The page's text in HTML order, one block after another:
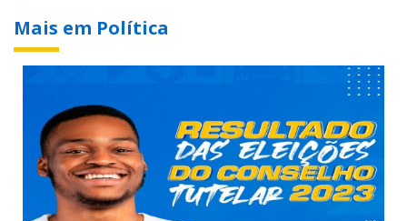
Mais em Política